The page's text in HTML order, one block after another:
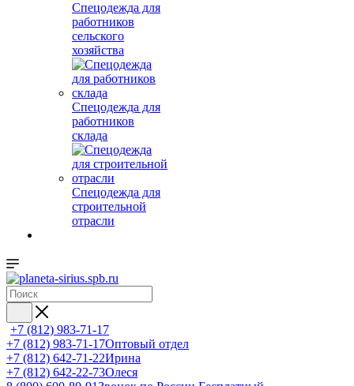
Спецодежда для
работников
сельского
хозяйства
Спецодежда для
работников
склада
Спецодежда для
строительной
отрасли
+7 (812) 983-71-17
+7 (812) 983-71-17Оптовый отдел
+7 (812) 642-71-22Ирина
+7 (812) 642-22-73Олеся